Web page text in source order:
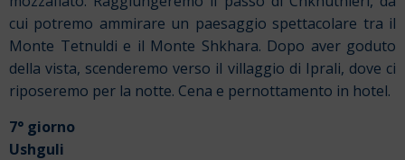
cui potremo ammirare un paesaggio spettacolare tra il
Monte Tetnuldi e il Monte Shkhara. Dopo aver goduto
della vista, scenderemo verso il villaggio di Iprali, dove ci
riposeremo per la notte. Cena e pernottamento in hotel.
7° giorno
Ushguli